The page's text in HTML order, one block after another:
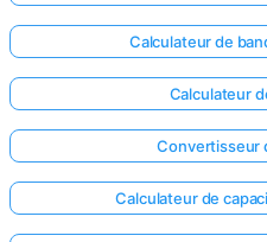
Calculateur de
Calculateur
Convertisseur
Calculateur de